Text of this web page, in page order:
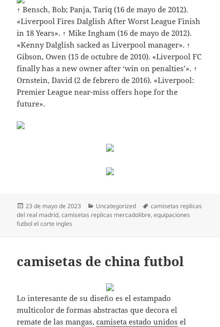
↑ Bensch, Bob; Panja, Tariq (16 de mayo de 2012).
«Liverpool Fires Dalglish After Worst League Finish
in 18 Years». ↑ Mike Ingham (16 de mayo de 2012).
«Kenny Dalglish sacked as Liverpool manager». ↑
Gibson, Owen (15 de octubre de 2010). «Liverpool FC
finally has a new owner after ‘win on penalties’». ↑
Ornstein, David (2 de febrero de 2016). «Liverpool:
Premier League near-miss offers hope for the
future».
Publicado
el
23 de mayo de 2023 Categorías
Uncategorized Etiquetas
camisetas replicas
del real madrid,camisetas replicas mercadolibre,equipaciones
futbol el corte ingles
camisetas de china futbol
Lo interesante de su diseño es el estampado
multicolor de formas abstractas que decora el
remate de las mangas,camiseta estado unidos el